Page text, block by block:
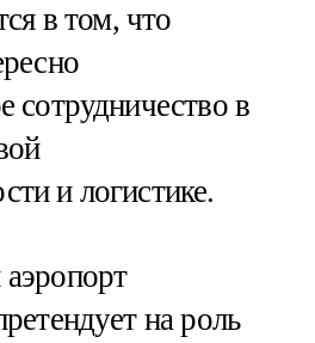
в том, что
сотрудничество в
и логистике.
на роль